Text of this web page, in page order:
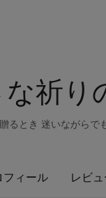
な祈り
るとき 迷いながらで
フィール レビュ